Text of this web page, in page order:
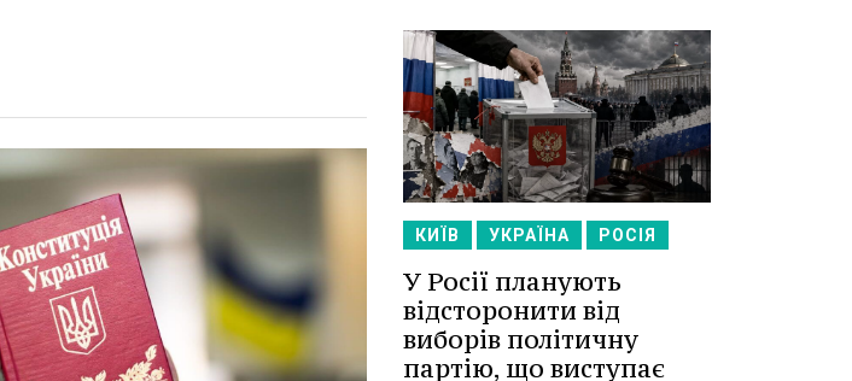
КИЇВ УКРАЇНА РОСІЯ
У Росії планують
відсторонити від
виборів політичну
партію, що виступає